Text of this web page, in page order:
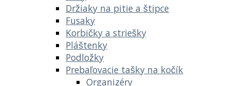
Držiaky na pitie a štipce
Fusaky
Korbičky a striešky
Pláštenky
Podložky
Prebaľovacie tašky na kočík
Organizéry